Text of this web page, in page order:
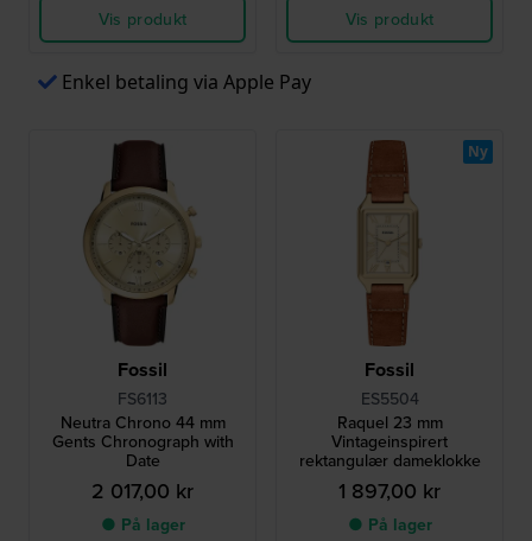
Vis produkt
Vis produkt
Enkel betaling via Apple Pay
Fossil
FS6113
Neutra Chrono 44 mm
Gents Chronograph with
Date
2 017,00 kr
● På lager
Fossil
ES5504
Raquel 23 mm
Vintageinspirert
rektangulær dameklokke
1 897,00 kr
● På lager
Ny